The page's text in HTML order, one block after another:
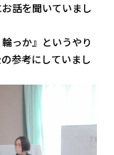
話を聞いていまし
っか』というやり
参考にしていまし